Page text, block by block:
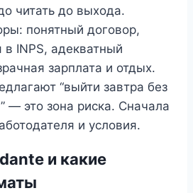
читать до выхода.
понятный договор,
в INPS, адекватный
зарплата и отдых.
“выйти завтра без
— это зона риска. Сначала
и условия.
и какие